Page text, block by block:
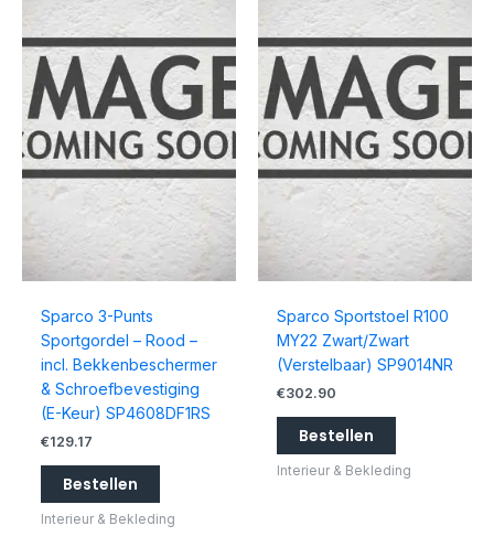
Sparco 3-Punts
Sportgordel – Rood –
incl. Bekkenbeschermer
& Schroefbevestiging
(E-Keur) SP4608DF1RS
€129.17
Bestellen
Interieur & Bekleding
Sparco Sportstoel R100
MY22 Zwart/Zwart
(Verstelbaar) SP9014NR
€302.90
Bestellen
Interieur & Bekleding